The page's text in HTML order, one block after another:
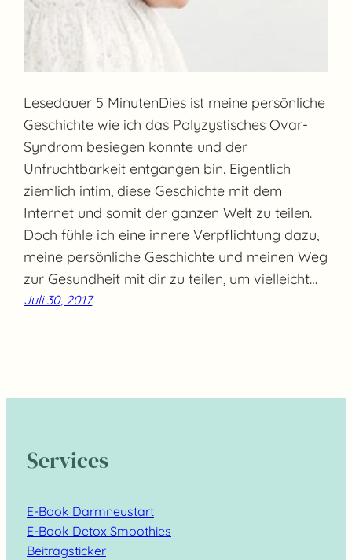
Lesedauer 5 MinutenDies ist meine persönliche
Geschichte wie ich das Polyzystisches Ovar-
Syndrom besiegen konnte und der
Unfruchtbarkeit entgangen bin. Eigentlich
ziemlich intim, diese Geschichte mit dem
Internet und somit der ganzen Welt zu teilen.
Doch fühle ich eine innere Verpflichtung dazu,
meine persönliche Geschichte und meinen Weg
zur Gesundheit mit dir zu teilen, um vielleicht…
Juli 30, 2017
Services
E-Book Darmneustart
E-Book Detox Smoothies
Beitragsticker